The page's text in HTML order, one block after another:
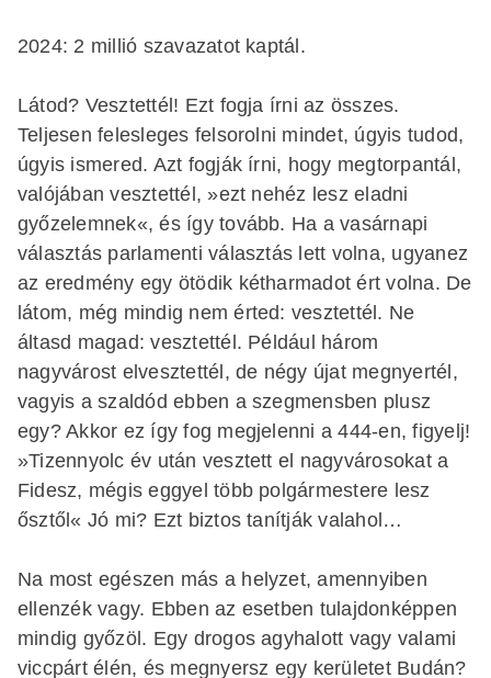
2024: 2 millió szavazatot kaptál.
Látod? Vesztettél! Ezt fogja írni az összes.
Teljesen felesleges felsorolni mindet, úgyis tudod,
úgyis ismered. Azt fogják írni, hogy megtorpantál,
valójában vesztettél, »ezt nehéz lesz eladni
győzelemnek«, és így tovább. Ha a vasárnapi
választás parlamenti választás lett volna, ugyanez
az eredmény egy ötödik kétharmadot ért volna. De
látom, még mindig nem érted: vesztettél. Ne
áltasd magad: vesztettél. Például három
nagyvárost elvesztettél, de négy újat megnyertél,
vagyis a szaldód ebben a szegmensben plusz
egy? Akkor ez így fog megjelenni a 444-en, figyelj!
»Tizennyolc év után vesztett el nagyvárosokat a
Fidesz, mégis eggyel több polgármestere lesz
ősztől« Jó mi? Ezt biztos tanítják valahol…
Na most egészen más a helyzet, amennyiben
ellenzék vagy. Ebben az esetben tulajdonképpen
mindig győzöl. Egy drogos agyhalott vagy valami
viccpárt élén, és megnyersz egy kerületet Budán?